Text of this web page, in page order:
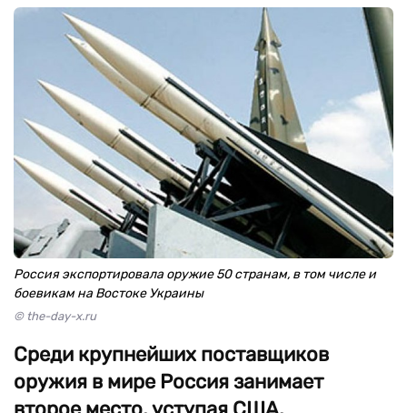
Россия экспортировала оружие 50 странам, в том числе и
боевикам на Востоке Украины
© the-day-x.ru
Среди крупнейших поставщиков
оружия в мире Россия занимает